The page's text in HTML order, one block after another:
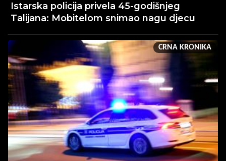
Istarska policija privela 45-godišnjeg
Talijana: Mobitelom snimao nagu djecu
CRNA KRONIKA